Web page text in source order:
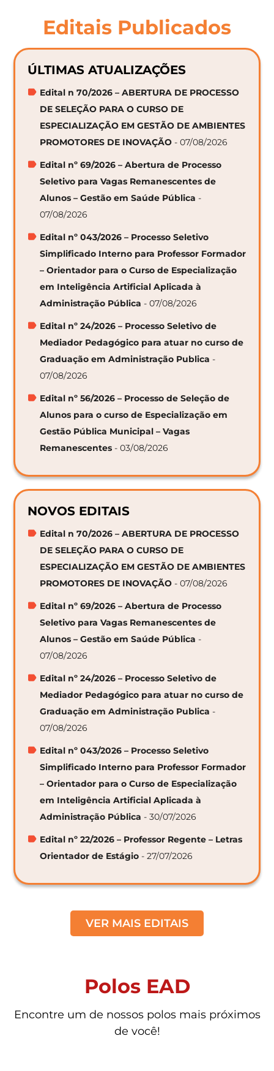
Editais Publicados
ÚLTIMAS ATUALIZAÇÕES
Edital n 70/2026 – ABERTURA DE PROCESSO
DE SELEÇÃO PARA O CURSO DE
ESPECIALIZAÇÃO EM GESTÃO DE AMBIENTES
PROMOTORES DE INOVAÇÃO - 07/08/2026
Edital nº 69/2026 – Abertura de Processo
Seletivo para Vagas Remanescentes de
Alunos – Gestão em Saúde Pública -
07/08/2026
Edital nº 043/2026 – Processo Seletivo
Simplificado Interno para Professor Formador
– Orientador para o Curso de Especialização
em Inteligência Artificial Aplicada à
Administração Pública - 07/08/2026
Edital nº 24/2026 – Processo Seletivo de
Mediador Pedagógico para atuar no curso de
Graduação em Administração Publica -
07/08/2026
Edital nº 56/2026 – Processo de Seleção de
Alunos para o curso de Especialização em
Gestão Pública Municipal – Vagas
Remanescentes - 03/08/2026
NOVOS EDITAIS
Edital n 70/2026 – ABERTURA DE PROCESSO
DE SELEÇÃO PARA O CURSO DE
ESPECIALIZAÇÃO EM GESTÃO DE AMBIENTES
PROMOTORES DE INOVAÇÃO - 07/08/2026
Edital nº 69/2026 – Abertura de Processo
Seletivo para Vagas Remanescentes de
Alunos – Gestão em Saúde Pública -
07/08/2026
Edital nº 24/2026 – Processo Seletivo de
Mediador Pedagógico para atuar no curso de
Graduação em Administração Publica -
07/08/2026
Edital nº 043/2026 – Processo Seletivo
Simplificado Interno para Professor Formador
– Orientador para o Curso de Especialização
em Inteligência Artificial Aplicada à
Administração Pública - 30/07/2026
Edital nº 22/2026 – Professor Regente – Letras
Orientador de Estágio - 27/07/2026
VER MAIS EDITAIS
Polos EAD
Encontre um de nossos polos mais próximos
de você!